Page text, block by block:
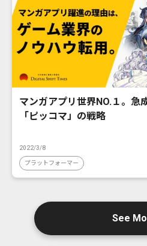
マンガアプリ世界NO.１。急
「ピッコマ」の戦略
2022/3/8
プラットフォーマー
See